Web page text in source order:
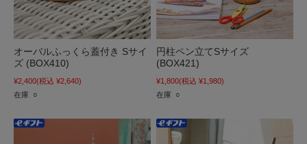
オーバルふっくら蓋付き Sサイ
ズ (BOX410)
¥2,400(税込 ¥2,640)
在庫 ○
円柱ペン立てSサイズ
(BOX421)
¥1,800(税込 ¥1,980)
在庫 ○